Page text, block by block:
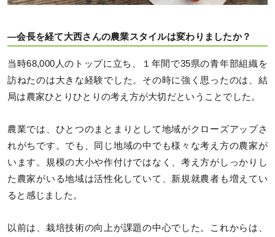
―会長を経て大西さんの農業スタイルは変わりましたか？
当時68,000人のトップに立ち、１年間で35県の青年部組織を
訪ねたのは大きな経験でした。その時に強く思ったのは、結
局は農家ひとりひとりの考え方が大切だということでした。
農業では、ひとつのまとまりとして地域がクローズアップさ
れがちです。でも、同じ地域の中でも様々な考え方の農家が
います。規模の大小や作付けではなく、考え方がしっかりし
た農家がいる地域は活性化していて、新規就農者も増えてい
ると感じました。
以前は、栽培技術の向上が課題の中心でした。これからは、